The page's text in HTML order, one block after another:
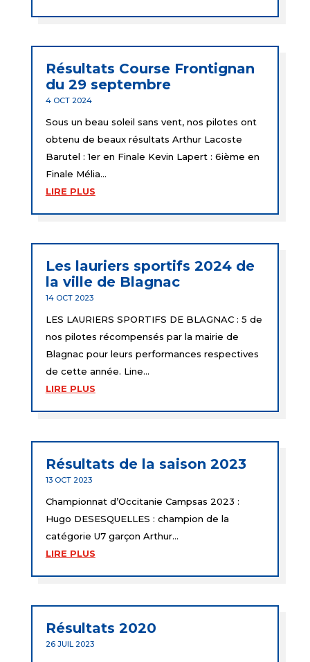
Résultats Course Frontignan
du 29 septembre
4 OCT 2024
Sous un beau soleil sans vent, nos pilotes ont
obtenu de beaux résultats Arthur Lacoste
Barutel : 1er en Finale Kevin Lapert : 6ième en
Finale Mélia...
LIRE PLUS
Les lauriers sportifs 2024 de
la ville de Blagnac
14 OCT 2023
LES LAURIERS SPORTIFS DE BLAGNAC : 5 de
nos pilotes récompensés par la mairie de
Blagnac pour leurs performances respectives
de cette année. Line...
LIRE PLUS
Résultats de la saison 2023
13 OCT 2023
Championnat d’Occitanie Campsas 2023 :
Hugo DESESQUELLES : champion de la
catégorie U7 garçon Arthur...
LIRE PLUS
Résultats 2020
26 JUIL 2023